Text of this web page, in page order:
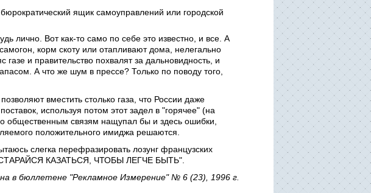
ящик самоуправлений или городской
лично. Вот как-то само по себе это известно, и все. А
корм скоту или отапливают дома, нелегально
и правительство похвалят за дальновидность, и
А что же шум в прессе? Только по поводу того,
вместить столько газа, что России даже
используя потом этот задел в "горячее" (на
общественным связям нащупал бы и здесь ошибки,
положительного имиджа решаются.
слегка перефразировать лозунг французских
"СТАРАЙСЯ КАЗАТЬСЯ, ЧТОБЫ ЛЕГЧЕ БЫТЬ".
в бюллетене "Рекламное Измерение" № 6 (23), 1996 г.